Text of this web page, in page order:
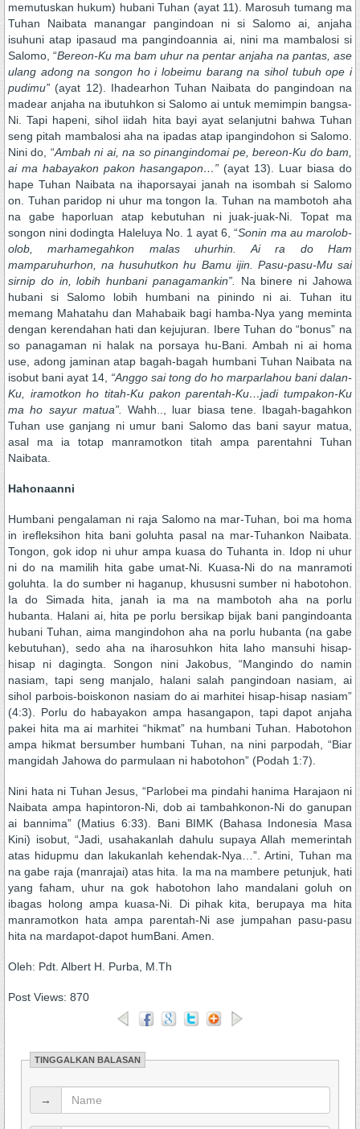
memutuskan hukum) hubani Tuhan (ayat 11). Marosuh tumang ma
Tuhan Naibata manangar pangindoan ni si Salomo ai, anjaha
isuhuni atap ipasaud ma pangindoannia ai, nini ma mambalosi si
Salomo, “Bereon-Ku ma bam uhur na pentar anjaha na pantas, ase
ulang adong na songon ho i lobeimu barang na sihol tubuh ope i
pudimu” (ayat 12). Ihadearhon Tuhan Naibata do pangindoan na
madear anjaha na ibutuhkon si Salomo ai untuk memimpin bangsa-
Ni. Tapi hapeni, sihol iidah hita bayi ayat selanjutni bahwa Tuhan
seng pitah mambalosi aha na ipadas atap ipangindohon si Salomo.
Nini do, “Ambah ni ai, na so pinangindomai pe, bereon-Ku do bam,
ai ma habayakon pakon hasangapon…” (ayat 13). Luar biasa do
hape Tuhan Naibata na ihaporsayai janah na isombah si Salomo
on. Tuhan paridop ni uhur ma tongon Ia. Tuhan na mambotoh aha
na gabe haporluan atap kebutuhan ni juak-juak-Ni. Topat ma
songon nini dodingta Haleluya No. 1 ayat 6, “Sonin ma au marolob-
olob, marhamegahkon malas uhurhin. Ai ra do Ham
mamparuhurhon, na husuhutkon hu Bamu ijin. Pasu-pasu-Mu sai
sirnip do in, lobih hunbani panagamankin”. Na binere ni Jahowa
hubani si Salomo lobih humbani na pinindo ni ai. Tuhan itu
memang Mahatahu dan Mahabaik bagi hamba-Nya yang meminta
dengan kerendahan hati dan kejujuran. Ibere Tuhan do “bonus” na
so panagaman ni halak na porsaya hu-Bani. Ambah ni ai homa
use, adong jaminan atap bagah-bagah humbani Tuhan Naibata na
isobut bani ayat 14, “Anggo sai tong do ho marparlahou bani dalan-
Ku, iramotkon ho titah-Ku pakon parentah-Ku…jadi tumpakon-Ku
ma ho sayur matua”. Wahh.., luar biasa tene. Ibagah-bagahkon
Tuhan use ganjang ni umur bani Salomo das bani sayur matua,
asal ma ia totap manramotkon titah ampa parentahni Tuhan
Naibata.
Hahonaanni
Humbani pengalaman ni raja Salomo na mar-Tuhan, boi ma homa
in irefleksihon hita bani goluhta pasal na mar-Tuhankon Naibata.
Tongon, gok idop ni uhur ampa kuasa do Tuhanta in. Idop ni uhur
ni do na mamilih hita gabe umat-Ni. Kuasa-Ni do na manramoti
goluhta. Ia do sumber ni haganup, khususni sumber ni habotohon.
Ia do Simada hita, janah ia ma na mambotoh aha na porlu
hubanta. Halani ai, hita pe porlu bersikap bijak bani pangindoanta
hubani Tuhan, aima mangindohon aha na porlu hubanta (na gabe
kebutuhan), sedo aha na iharosuhkon hita laho mansuhi hisap-
hisap ni dagingta. Songon nini Jakobus, “Mangindo do namin
nasiam, tapi seng manjalo, halani salah pangindoan nasiam, ai
sihol parbois-boiskonon nasiam do ai marhitei hisap-hisap nasiam”
(4:3). Porlu do habayakon ampa hasangapon, tapi dapot anjaha
pakei hita ma ai marhitei “hikmat” na humbani Tuhan. Habotohon
ampa hikmat bersumber humbani Tuhan, na nini parpodah, “Biar
mangidah Jahowa do parmulaan ni habotohon” (Podah 1:7).
Nini hata ni Tuhan Jesus, “Parlobei ma pindahi hanima Harajaon ni
Naibata ampa hapintoron-Ni, dob ai tambahkonon-Ni do ganupan
ai bannima” (Matius 6:33). Bani BIMK (Bahasa Indonesia Masa
Kini) isobut, “Jadi, usahakanlah dahulu supaya Allah memerintah
atas hidupmu dan lakukanlah kehendak-Nya…”. Artini, Tuhan ma
na gabe raja (manrajai) atas hita. Ia ma na mambere petunjuk, hati
yang faham, uhur na gok habotohon laho mandalani goluh on
ibagas holong ampa kuasa-Ni. Di pihak kita, berupaya ma hita
manramotkon hata ampa parentah-Ni ase jumpahan pasu-pasu
hita na mardapot-dapot humBani. Amen.
Oleh: Pdt. Albert H. Purba, M.Th
Post Views: 870
TINGGALKAN BALASAN
→